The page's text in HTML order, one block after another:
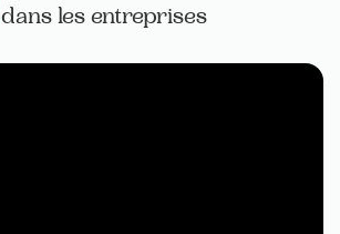
dans les entreprises